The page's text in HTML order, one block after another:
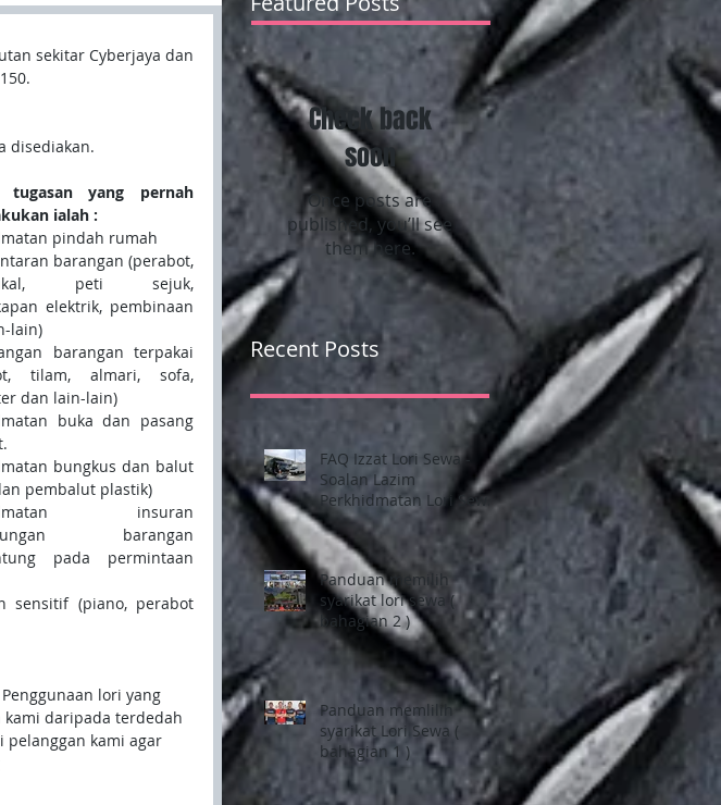
sekitar Cyberjaya dan
disediakan.
tugasan yang pernah
ialah :
pindah rumah
barangan (perabot,
peti sejuk,
elektrik, pembinaan
lain)
barangan terpakai
tilam, almari, sofa,
dan lain-lain)
buka dan pasang
bungkus dan balut
pembalut plastik)
insuran
barangan
pada permintaan
sensitif (piano, perabot
lori yang
daripada terdedah
kami agar
Check back
soon
Once posts are
published, you’ll see
them here.
Recent Posts
FAQ Izzat Lori Sewa -
Soalan Lazim
Perkhidmatan Lori Sewa
1 tan, Pindah Rumah di
Selangor dan Kuala
Lumpur
Panduan memilih
syarikat lori sewa (
bahagian 2 )
Panduan memlilih
syarikat Lori Sewa (
bahagian 1 )